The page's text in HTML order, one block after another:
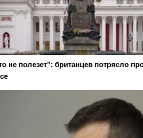
не полезет": британцев потрясло